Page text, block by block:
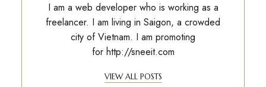
I am a web developer who is working as a
freelancer. I am living in Saigon, a crowded
city of Vietnam. I am promoting
for http://sneeit.com
VIEW ALL POSTS